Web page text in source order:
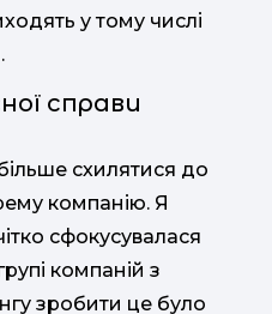
у тому числі
справи
схилятися до
компанію. Я
сфокусувалася
компаній з
зробити це було